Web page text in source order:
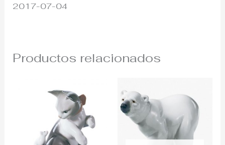
2017-07-04
Productos relacionados